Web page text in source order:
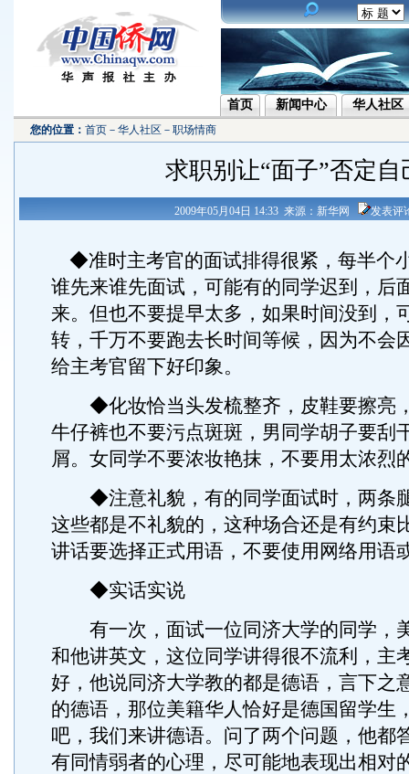
首页 新闻中心 华人社区
您的位置： 首页 － 华人社区 － 职场情商
求职别让“面子”否定自
2009年05月04日 14:33 来源：新华网 发表评
◆准时主考官的面试排得很紧，每半个
谁先来谁先面试，可能有的同学迟到，后
来。但也不要提早太多，如果时间没到，
转，千万不要跑去长时间等候，因为不会
给主考官留下好印象。
◆化妆恰当头发梳整齐，皮鞋要擦亮
牛仔裤也不要污点斑斑，男同学胡子要刮
屑。女同学不要浓妆艳抹，不要用太浓烈
◆注意礼貌，有的同学面试时，两条
这些都是不礼貌的，这种场合还是有约束
讲话要选择正式用语，不要使用网络用语
◆实话实说
有一次，面试一位同济大学的同学，
和他讲英文，这位同学讲得很不流利，主
好，他说同济大学教的都是德语，言下之
的德语，那位美籍华人恰好是德国留学生
吧，我们来讲德语。问了两个问题，他都
有同情弱者的心理，尽可能地表现出相对